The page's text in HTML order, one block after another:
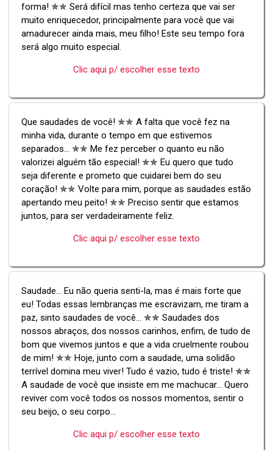
forma! ✯✯ Será difícil mas tenho certeza que vai ser
muito enriquecedor, principalmente para você que vai
amadurecer ainda mais, meu filho! Este seu tempo fora
será algo muito especial.
Clic aqui p/ escolher esse texto
Que saudades de você! ✯✯ A falta que você fez na
minha vida, durante o tempo em que estivemos
separados... ✯✯ Me fez perceber o quanto eu não
valorizei alguém tão especial! ✯✯ Eu quero que tudo
seja diferente e prometo que cuidarei bem do seu
coração! ✯✯ Volte para mim, porque as saudades estão
apertando meu peito! ✯✯ Preciso sentir que estamos
juntos, para ser verdadeiramente feliz.
Clic aqui p/ escolher esse texto
Saudade... Eu não queria senti-la, mas é mais forte que
eu! Todas essas lembranças me escravizam, me tiram a
paz, sinto saudades de você... ✯✯ Saudades dos
nossos abraços, dos nossos carinhos, enfim, de tudo de
bom que vivemos juntos e que a vida cruelmente roubou
de mim! ✯✯ Hoje, junto com a saudade, uma solidão
terrível domina meu viver! Tudo é vazio, tudo é triste! ✯✯
A saudade de você que insiste em me machucar... Quero
reviver com você todos os nossos momentos, sentir o
seu beijo, o seu corpo...
Clic aqui p/ escolher esse texto